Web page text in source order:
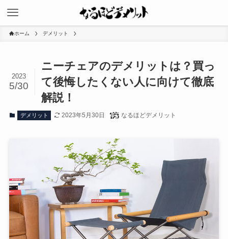
ホーム デメリット
ニーチェアのデメリットは？買っ
て後悔したくない人に向けて徹底
解説！
2023
5/30
デメリット 2023年5月30日 なるほどデメリット